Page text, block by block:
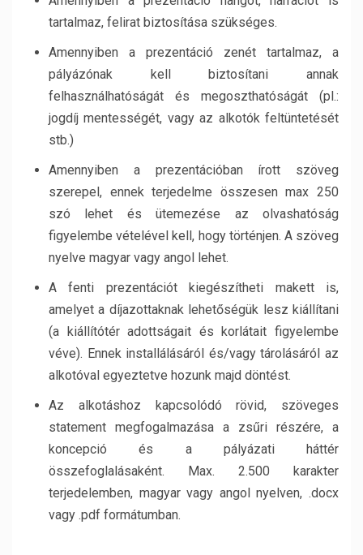
tartalmaz, felirat biztosítása szükséges.
Amennyiben a prezentáció zenét tartalmaz, a
pályázónak kell biztosítani annak
felhasználhatóságát és megoszthatóságát (pl.:
jogdíj mentességét, vagy az alkotók feltüntetését
stb.)
Amennyiben a prezentációban írott szöveg
szerepel, ennek terjedelme összesen max 250
szó lehet és ütemezése az olvashatóság
figyelembe vételével kell, hogy történjen. A szöveg
nyelve magyar vagy angol lehet.
A fenti prezentációt kiegészítheti makett is,
amelyet a díjazottaknak lehetőségük lesz kiállítani
(a kiállítótér adottságait és korlátait figyelembe
véve). Ennek installálásáról és/vagy tárolásáról az
alkotóval egyeztetve hozunk majd döntést.
Az alkotáshoz kapcsolódó rövid, szöveges
statement megfogalmazása a zsűri részére, a
koncepció és a pályázati háttér
összefoglalásaként. Max. 2.500 karakter
terjedelemben, magyar vagy angol nyelven, .docx
vagy .pdf formátumban.